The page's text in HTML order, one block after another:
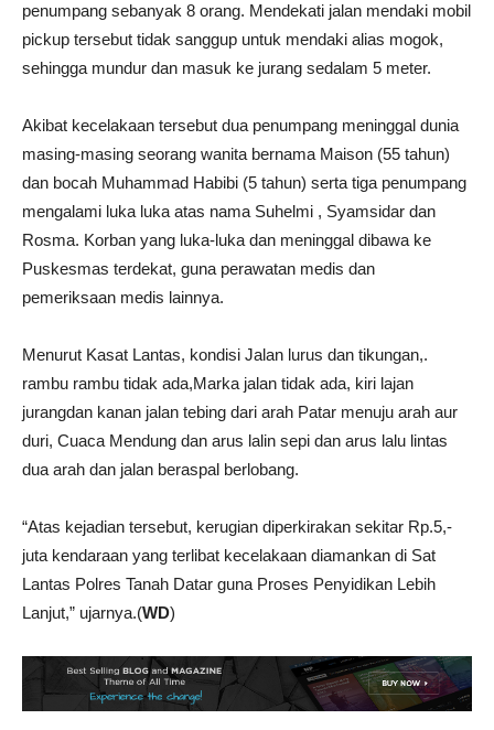
penumpang sebanyak 8 orang. Mendekati jalan mendaki mobil
pickup tersebut tidak sanggup untuk mendaki alias mogok,
sehingga mundur dan masuk ke jurang sedalam 5 meter.
Akibat kecelakaan tersebut dua penumpang meninggal dunia
masing-masing seorang wanita bernama Maison (55 tahun)
dan bocah Muhammad Habibi (5 tahun) serta tiga penumpang
mengalami luka luka atas nama Suhelmi , Syamsidar dan
Rosma. Korban yang luka-luka dan meninggal dibawa ke
Puskesmas terdekat, guna perawatan medis dan
pemeriksaan medis lainnya.
Menurut Kasat Lantas, kondisi Jalan lurus dan tikungan,.
rambu rambu tidak ada,Marka jalan tidak ada, kiri lajan
jurangdan kanan jalan tebing dari arah Patar menuju arah aur
duri, Cuaca Mendung dan arus lalin sepi dan arus lalu lintas
dua arah dan jalan beraspal berlobang.
“Atas kejadian tersebut, kerugian diperkirakan sekitar Rp.5,-
juta kendaraan yang terlibat kecelakaan diamankan di Sat
Lantas Polres Tanah Datar guna Proses Penyidikan Lebih
Lanjut,” ujarnya.(WD)